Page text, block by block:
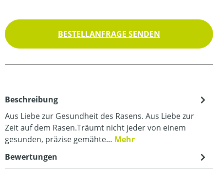
BESTELLANFRAGE SENDEN
Beschreibung
Aus Liebe zur Gesundheit des Rasens. Aus Liebe zur
Zeit auf dem Rasen.Träumt nicht jeder von einem
gesunden, präzise gemähte… Mehr
Bewertungen